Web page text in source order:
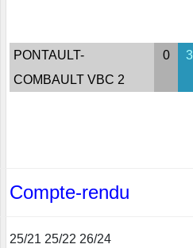
PONTAULT-
COMBAULT VBC 2
0 3
Compte-rendu
25/21 25/22 26/24